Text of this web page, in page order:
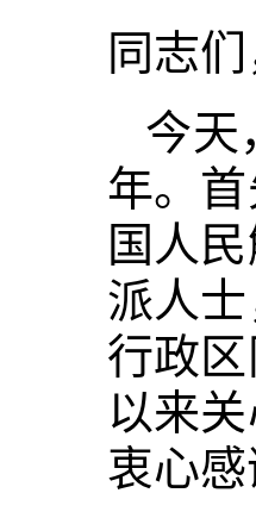
同志们
今天
年。
国人
派人
行政
以来
衷心感